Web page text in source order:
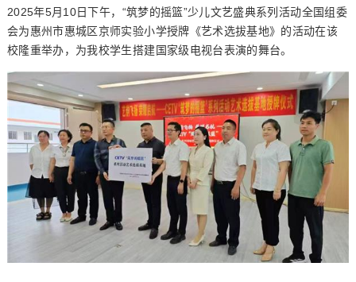
2025年5月10日下午，“筑梦的摇篮”少儿文艺盛典系列活动全国组委
会为惠州市惠城区京师实验小学授牌《艺术选拔基地》的活动在该
校隆重举办，为我校学生搭建国家级电视台表演的舞台。